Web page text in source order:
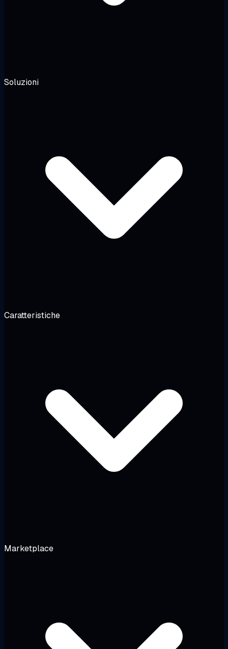
Soluzioni
Caratteristiche
Marketplace